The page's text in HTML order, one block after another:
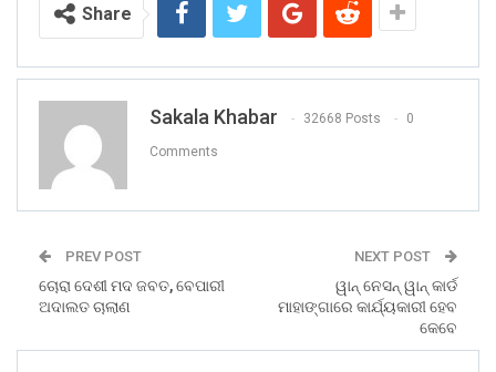
Share
Sakala Khabar 32668 Posts 0
Comments
PREV POST
ଚୋରା ଦେଶୀ ମଦ ଜବତ, ବେପାରୀ
ଅଦାଲତ ଚାଲାଣ
NEXT POST
ୱାନ୍ ନେସନ୍ ୱାନ୍ କାର୍ଡ
ମାହାଙ୍ଗାରେ କାର୍ଯ୍ୟକାରୀ ହେବ
କେବେ